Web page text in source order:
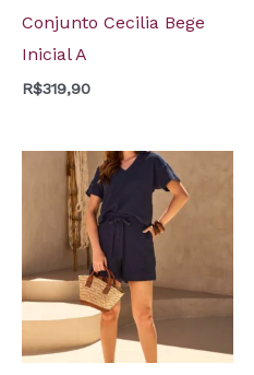
Conjunto Cecilia Bege
Inicial A
R$319,90